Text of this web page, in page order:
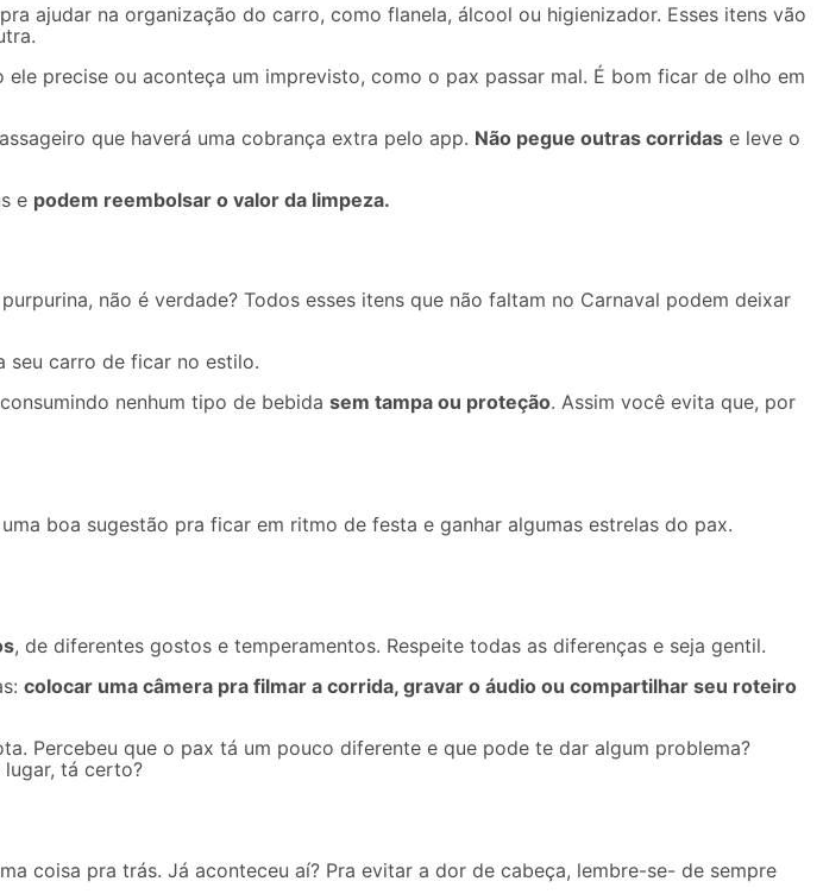
ajudar na organização do carro, como flanela, álcool ou higienizador. Esses itens vão
precise ou aconteça um imprevisto, como o pax passar mal. É bom ficar de olho em
que haverá uma cobrança extra pelo app. Não pegue outras corridas e leve o
e podem reembolsar o valor da limpeza.
não é verdade? Todos esses itens que não faltam no Carnaval podem deixar
seu carro de ficar no estilo.
nenhum tipo de bebida sem tampa ou proteção. Assim você evita que, por
boa sugestão pra ficar em ritmo de festa e ganhar algumas estrelas do pax.
, de diferentes gostos e temperamentos. Respeite todas as diferenças e seja gentil.
colocar uma câmera pra filmar a corrida, gravar o áudio ou compartilhar seu roteiro
Percebeu que o pax tá um pouco diferente e que pode te dar algum problema?
lugar, tá certo?
coisa pra trás. Já aconteceu aí? Pra evitar a dor de cabeça, lembre-se- de sempre